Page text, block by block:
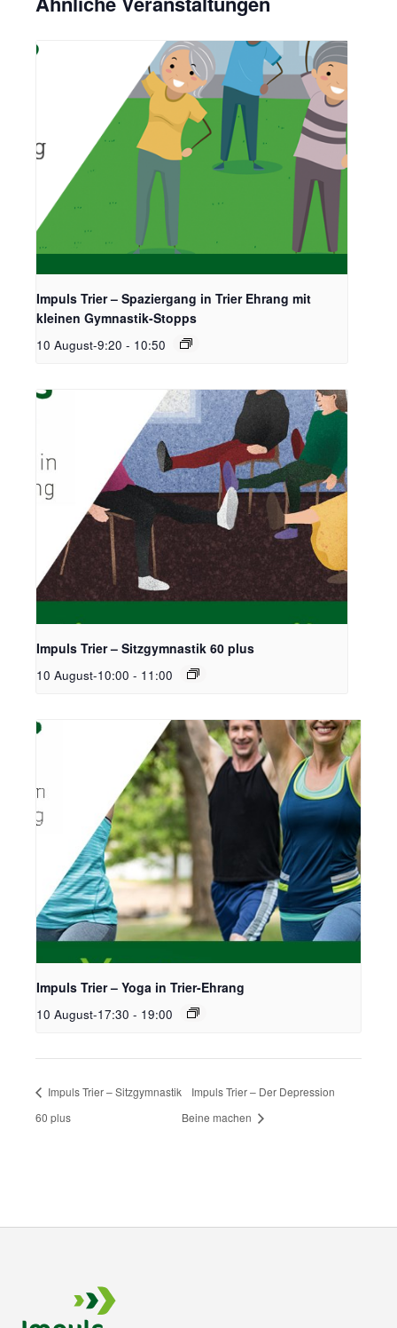
Impuls Trier – Spaziergang in Trier Ehrang mit
kleinen Gymnastik-Stopps
10 August-9:20 - 10:50
Impuls Trier – Sitzgymnastik 60 plus
10 August-10:00 - 11:00
Impuls Trier – Yoga in Trier-Ehrang
10 August-17:30 - 19:00
Impuls Trier – Sitzgymnastik
60 plus
Impuls Trier – Der Depression
Beine machen